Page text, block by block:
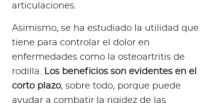
articulaciones.
Asimismo, se ha estudiado la utilidad que
tiene para controlar el dolor en
enfermedades como la osteoartritis de
rodilla. Los beneficios son evidentes en el
corto plazo, sobre todo, porque puede
ayudar a combatir la rigidez de las